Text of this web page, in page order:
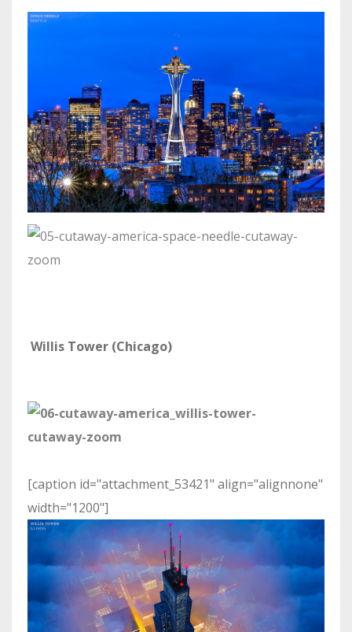
Willis Tower (Chicago)
[caption id="attachment_53421" align="alignnone"
width="1200"]